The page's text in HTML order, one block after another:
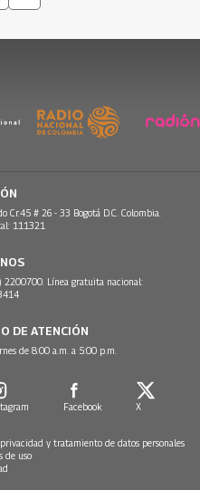
Cr.45 # 26 - 33 Bogotá D.C. Colombia.
111321
2200700. Línea gratuita nacional:
DE ATENCIÓN
de 8:00 a.m. a 5:00 p.m.
Facebook X
y tratamiento de datos personales
de uso